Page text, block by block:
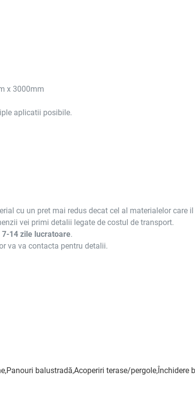
x 3000mm
aplicatii posibile.
cu un pret mai redus decat cel al materialelor care
vei primi detalii legate de costul de transport.
7-14 zile lucratoare.
va va contacta pentru detalii.
balustradă,Acoperiri terase/pergole,Închidere